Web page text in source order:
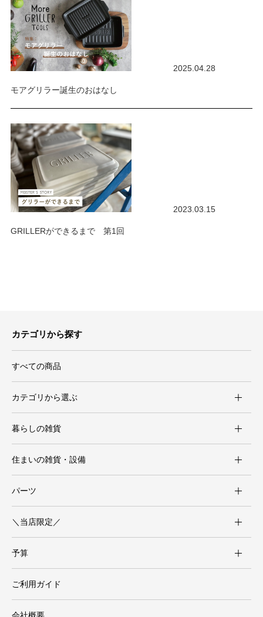
2025.04.28
モアグリラー誕生のおはなし
2023.03.15
GRILLERができるまで 第1回
カテゴリから探す
すべての商品
カテゴリから選ぶ
暮らしの雑貨
住まいの雑貨・設備
パーツ
＼当店限定／
予算
ご利用ガイド
会社概要